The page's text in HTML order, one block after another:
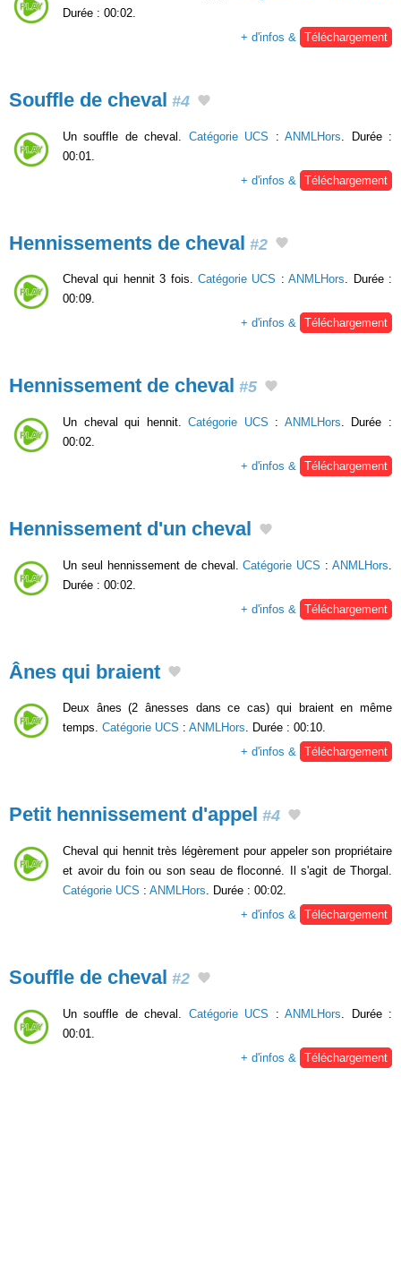
Durée : 00:02.
+ d'infos &
Téléchargement
Souffle de cheval #4
Un souffle de cheval. Catégorie UCS :ANMLHors . Durée :
00:01.
+ d'infos &
Téléchargement
Hennissements de cheval #2
Cheval qui hennit 3 fois. Catégorie UCS :ANMLHors. Durée :
00:09.
+ d'infos & Téléchargement
Hennissement de cheval #5
Un cheval qui hennit.Catégorie UCS : ANMLHors . Durée :
00:02.
+ d'infos &
Téléchargement
Hennissement d'un cheval
Un seul hennissement de cheval.Catégorie UCS : ANMLHors
Durée : 00:02.
+ d'infos &
Téléchargement
Ânes qui braient
Deux ânes (2 ânesses dans ce cas) qui braient en même
temps. Catégorie UCS : ANMLHors. Durée : 00:10.
+ d'infos & Téléchargement
Petit hennissement d'appel #4
Cheval qui hennit très légèrement pour appeler son propriétaire
et avoir du foin ou son seau de floconné. Il s'agit de Thorgal.
Catégorie UCS : ANMLHors . Durée : 00:02.
+ d'infos &
Téléchargement
Souffle de cheval #2
Un souffle de cheval. Catégorie UCS :ANMLHors . Durée :
00:01.
+ d'infos &
Téléchargement